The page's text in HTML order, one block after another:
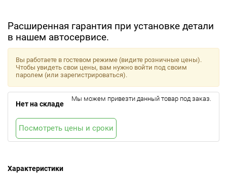
Расширенная гарантия при установке детали
в нашем автосервисе.
Характеристики
Вы работаете в гостевом режиме (видите розничные цены).
Чтобы увидеть свои цены, вам нужно войти под своим
паролем (или зарегистрироваться).
Нет на складе
Мы можем привезти данный товар под заказ.
Посмотреть цены и сроки